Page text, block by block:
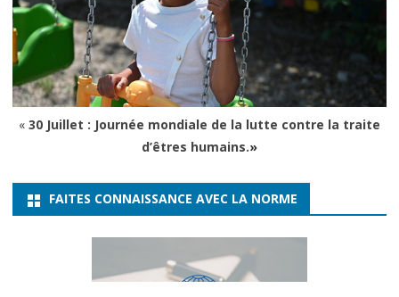
« 30 Juillet : Journée mondiale de la lutte contre la traite
d’êtres humains.»
FAITES CONNAISSANCE AVEC LA NORME